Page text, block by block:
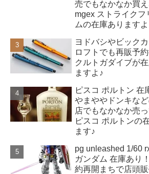
売でもなかなか買
mgex ストライクフ
ムの在庫あります
ヨドバシやビックカ
ロフトでも再販予
クルトガダイブが
ますよ♪
ピスコ ポルトン 在
やまややドンキな
店でもなかなか売
ピスコ ポルトンの
ます♪
pg unleashed 1/60
ガンダム 在庫あり
約再開まちで店頭